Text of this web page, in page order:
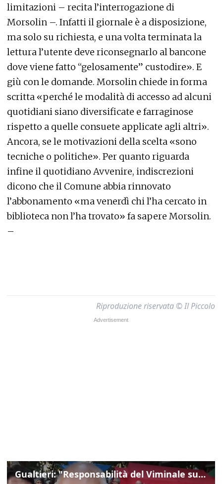
limitazioni – recita l’interrogazione di
Morsolin –. Infatti il giornale è a disposizione,
ma solo su richiesta, e una volta terminata la
lettura l’utente deve riconsegnarlo al bancone
dove viene fatto “gelosamente” custodire». E
giù con le domande. Morsolin chiede in forma
scritta «perché le modalità di accesso ad alcuni
quotidiani siano diversificate e farraginose
rispetto a quelle consuete applicate agli altri».
Ancora, se le motivazioni della scelta «sono
tecniche o politiche». Per quanto riguarda
infine il quotidiano Avvenire, indiscrezioni
dicono che il Comune abbia rinnovato
l’abbonamento «ma venerdì chi l’ha cercato in
biblioteca non l’ha trovato» fa sapere Morsolin.
–
Riproduzione riservata © Il Piccolo
Gualtieri: "Responsabilità del Viminale su Spin Time? La posizione dei partiti è nota"